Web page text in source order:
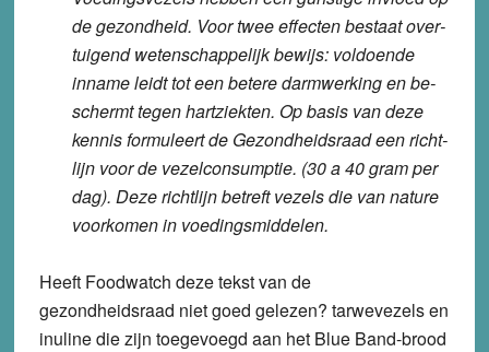
de ge­zond­heid. Voor twee ef­fec­ten bestaat over­
tui­gend we­ten­schap­pe­lijk bewijs: vol­doen­de
inname leidt tot een betere darm­wer­king en be­
schermt tegen hart­ziek­ten. Op basis van deze
kennis for­mu­leert de Ge­zond­heids­raad een richt­
lijn voor de ve­zel­con­sump­tie. (30 a 40 gram per
dag). Deze richt­lijn betreft vezels die van nature
voor­ko­men in voe­dings­mid­de­len.
Heeft Foodwatch deze tekst van de
gezondheidsraad niet goed gelezen? tarwevezels en
inuline die zijn toegevoegd aan het Blue Band-brood